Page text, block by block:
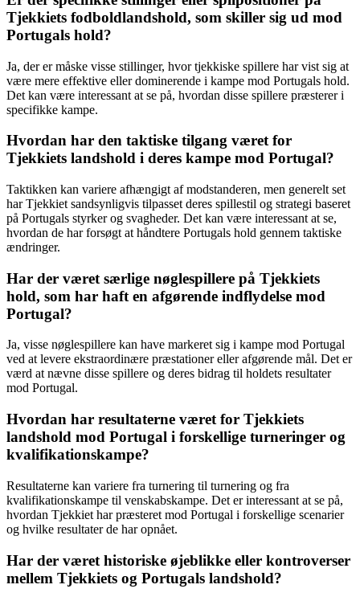
Tjekkiets fodboldlandshold, som skiller sig ud mod
Portugals hold?
Ja, der er måske visse stillinger, hvor tjekkiske spillere har vist sig at
være mere effektive eller dominerende i kampe mod Portugals hold.
Det kan være interessant at se på, hvordan disse spillere præsterer i
specifikke kampe.
Hvordan har den taktiske tilgang været for
Tjekkiets landshold i deres kampe mod Portugal?
Taktikken kan variere afhængigt af modstanderen, men generelt set
har Tjekkiet sandsynligvis tilpasset deres spillestil og strategi baseret
på Portugals styrker og svagheder. Det kan være interessant at se,
hvordan de har forsøgt at håndtere Portugals hold gennem taktiske
ændringer.
Har der været særlige nøglespillere på Tjekkiets
hold, som har haft en afgørende indflydelse mod
Portugal?
Ja, visse nøglespillere kan have markeret sig i kampe mod Portugal
ved at levere ekstraordinære præstationer eller afgørende mål. Det er
værd at nævne disse spillere og deres bidrag til holdets resultater
mod Portugal.
Hvordan har resultaterne været for Tjekkiets
landshold mod Portugal i forskellige turneringer og
kvalifikationskampe?
Resultaterne kan variere fra turnering til turnering og fra
kvalifikationskampe til venskabskampe. Det er interessant at se på,
hvordan Tjekkiet har præsteret mod Portugal i forskellige scenarier
og hvilke resultater de har opnået.
Har der været historiske øjeblikke eller kontroverser
mellem Tjekkiets og Portugals landshold?